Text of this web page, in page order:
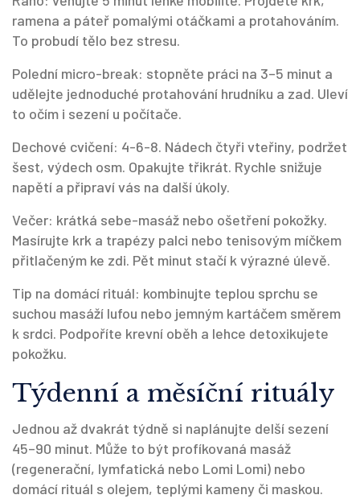
ramena a páteř pomalými otáčkami a protahováním.
To probudí tělo bez stresu.
Polední micro-break: stopněte práci na 3–5 minut a
udělejte jednoduché protahování hrudníku a zad. Uleví
to očím i sezení u počítače.
Dechové cvičení: 4-6-8. Nádech čtyři vteřiny, podržet
šest, výdech osm. Opakujte třikrát. Rychle snižuje
napětí a připraví vás na další úkoly.
Večer: krátká sebe-masáž nebo ošetření pokožky.
Masírujte krk a trapézy palci nebo tenisovým míčkem
přitlačeným ke zdi. Pět minut stačí k výrazné úlevě.
Tip na domácí rituál: kombinujte teplou sprchu se
suchou masáží lufou nebo jemným kartáčem směrem
k srdci. Podpoříte krevní oběh a lehce detoxikujete
pokožku.
Týdenní a měsíční rituály
Jednou až dvakrát týdně si naplánujte delší sezení
45–90 minut. Může to být profíkovaná masáž
(regenerační, lymfatická nebo Lomi Lomi) nebo
domácí rituál s olejem, teplými kameny či maskou.